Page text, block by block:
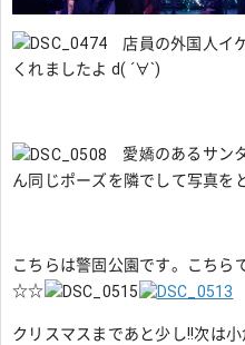
店員の外国人イ
くれましたよ d( ´∀`)
愛嬌のあるサン
ん同じポーズを隣でして写真を
こちらは警固公園です。こち
☆☆
クリスマスまであと少し!!次は